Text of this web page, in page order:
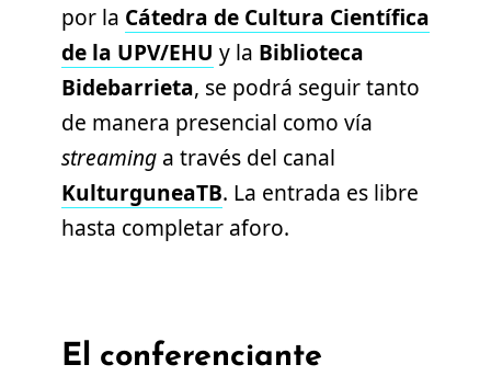
por la Cátedra de Cultura Científica
de la UPV/EHU y la Biblioteca
Bidebarrieta, se podrá seguir tanto
de manera presencial como vía
streaming a través del canal
KulturguneaTB. La entrada es libre
hasta completar aforo.
El conferenciante